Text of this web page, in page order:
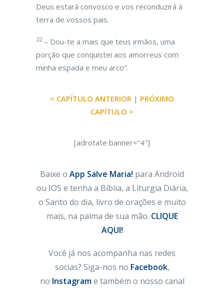
Deus estará convosco e vos reconduzirá à
terra de vossos pais.
22– Dou-te a mais que teus irmãos, uma
porção que conquistei aos amorreus com
minha espada e meu arco”.
< CAPÍTULO ANTERIOR | PRÓXIMO
CAPÍTULO >
[adrotate banner=”4″]
Baixe o App Salve Maria! para Android
ou IOS e tenha a Bíblia, a Liturgia Diária,
o Santo do dia, livro de orações e muito
mais, na palma de sua mão. CLIQUE
AQUI!
Você já nos acompanha nas redes
socias? Siga-nos no Facebook,
no Instagrame também o nosso canal